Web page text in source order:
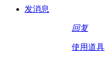
发消息
回复
使用道具